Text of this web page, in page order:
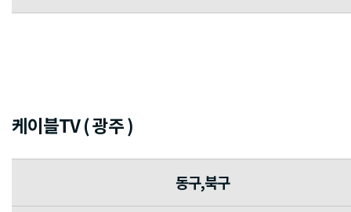
케이블TV ( 광주 )
동구,북구